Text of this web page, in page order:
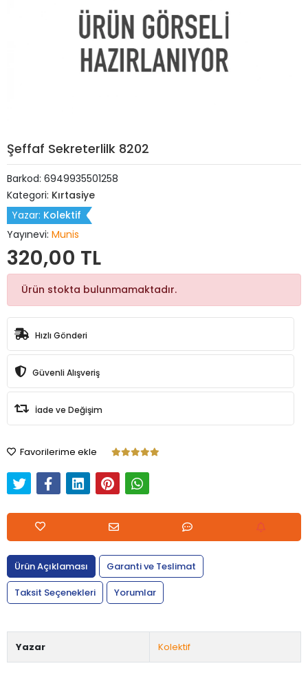
Şeffaf Sekreterlilk 8202
Barkod: 6949935501258
Kategori: Kırtasiye
Yazar: Kolektif
Yayınevi: Munis
320,00 TL
Ürün stokta bulunmamaktadır.
Hızlı Gönderi
Güvenli Alışveriş
İade ve Değişim
Favorilerime ekle
Ürün Açıklaması
Garanti ve Teslimat
Taksit Seçenekleri
Yorumlar
Yazar Kolektif